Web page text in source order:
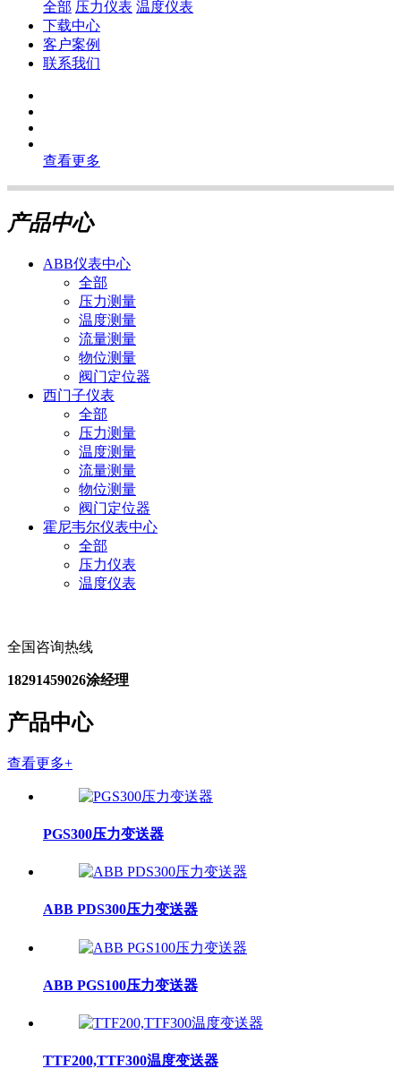
全部 压力仪表 温度仪表
下载中心
客户案例
联系我们
查看更多
产品中心
ABB仪表中心
全部
压力测量
温度测量
流量测量
物位测量
阀门定位器
西门子仪表
全部
压力测量
温度测量
流量测量
物位测量
阀门定位器
霍尼韦尔仪表中心
全部
压力仪表
温度仪表
全国咨询热线
18291459026涂经理
产品中心
查看更多+
PGS300压力变送器
ABB PDS300压力变送器
ABB PGS100压力变送器
TTF200,TTF300温度变送器